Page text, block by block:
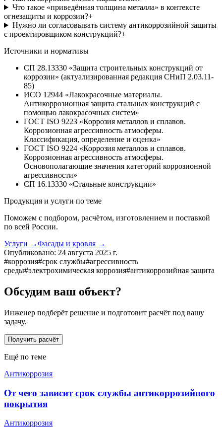
Что такое «приведённая толщина металла» в контексте
огнезащиты и коррозии?+
Нужно ли согласовывать систему антикоррозийной защиты
с проектировщиком конструкций?+
Источники и нормативы
СП 28.13330 «Защита строительных конструкций от
коррозии» (актуализированная редакция СНиП 2.03.11-
85)
ИСО 12944 «Лакокрасочные материалы.
Антикоррозионная защита стальных конструкций с
помощью лакокрасочных систем»
ГОСТ ISO 9223 «Коррозия металлов и сплавов.
Коррозионная агрессивность атмосферы.
Классификация, определение и оценка»
ГОСТ ISO 9224 «Коррозия металлов и сплавов.
Коррозионная агрессивность атмосферы.
Основополагающие значения категорий коррозионной
агрессивности»
СП 16.13330 «Стальные конструкции»
Продукция и услуги по теме
Поможем с подбором, расчётом, изготовлением и поставкой
по всей России.
Услуги →Фасады и кровля →
Опубликовано: 24 августа 2025 г.
#коррозия#срок службы#агрессивность
среды#электрохимическая коррозия#антикоррозийная защита
Обсудим ваш объект?
Инженер подберёт решение и подготовит расчёт под вашу
задачу.
Получить расчёт
Ещё по теме
Антикоррозия
От чего зависит срок службы антикоррозийного
покрытия
Антикоррозия